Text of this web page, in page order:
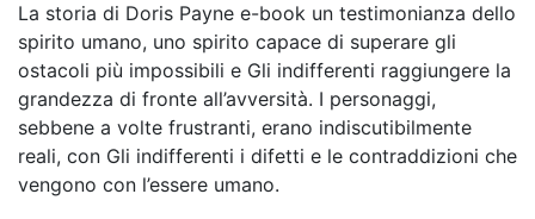
La storia di Doris Payne e-book un testimonianza dello
spirito umano, uno spirito capace di superare gli
ostacoli più impossibili e Gli indifferenti raggiungere la
grandezza di fronte all’avversità. I personaggi,
sebbene a volte frustranti, erano indiscutibilmente
reali, con Gli indifferenti i difetti e le contraddizioni che
vengono con l’essere umano.